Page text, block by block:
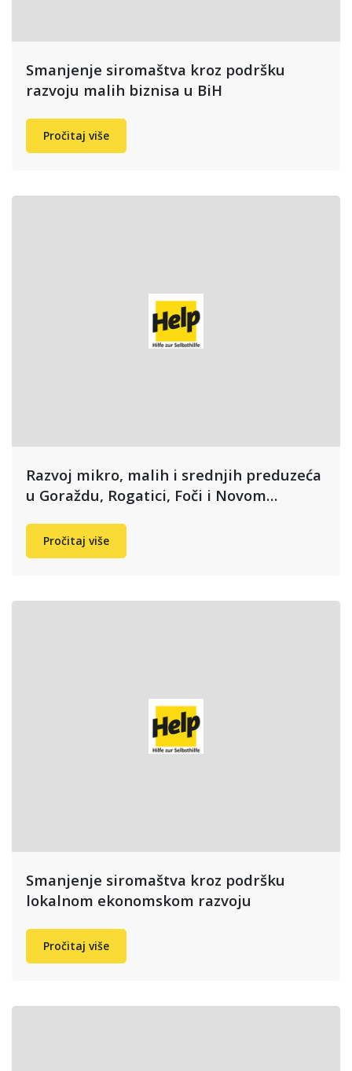
Smanjenje siromaštva kroz podršku
razvoju malih biznisa u BiH
Pročitaj više
Razvoj mikro, malih i srednjih preduzeća
u Goraždu, Rogatici, Foči i Novom…
Pročitaj više
Smanjenje siromaštva kroz podršku
lokalnom ekonomskom razvoju
Pročitaj više